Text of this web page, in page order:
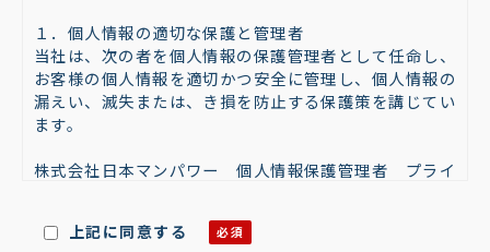
１．個人情報の適切な保護と管理者
当社は、次の者を個人情報の保護管理者として任命し、
お客様の個人情報を適切かつ安全に管理し、個人情報の
漏えい、滅失または、き損を防止する保護策を講じてい
ます。
株式会社日本マンパワー 個人情報保護管理者 プライ
〒101-0042 東京都千代田区神田東松下町４７－１
TEL：03-5294-5011 FAX：03-5294-5015
上記に同意する